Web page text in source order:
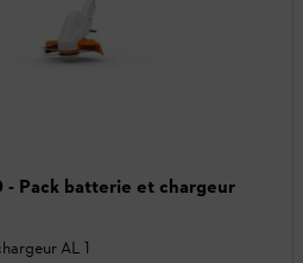
- Pack batterie et chargeur
AL 1